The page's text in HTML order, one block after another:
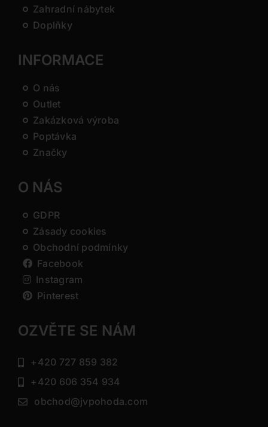
Zahradní nábytek
Doplňky
INFORMACE
O nás
Outlet
Zakázková výroba
Poptávka
Značky
O NÁS
GDPR
Zásady cookies
Obchodní podmínky
Facebook
Instagram
Pinterest
OZVĚTE SE NÁM
+420 727 859 382
+420 606 354 934
obchod@jvpohoda.com